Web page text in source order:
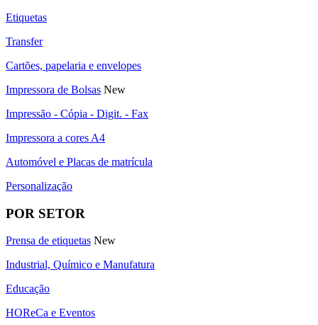
Etiquetas
Transfer
Cartões, papelaria e envelopes
Impressora de Bolsas New
Impressão - Cópia - Digit. - Fax
Impressora a cores A4
Automóvel e Placas de matrícula
Personalização
POR SETOR
Prensa de etiquetas New
Industrial, Químico e Manufatura
Educação
HOReCa e Eventos